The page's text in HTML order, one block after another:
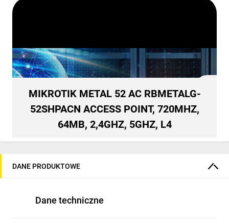
MIKROTIK METAL 52 AC RBMETALG-
52SHPACN ACCESS POINT, 720MHZ,
64MB, 2,4GHZ, 5GHZ, L4
DANE PRODUKTOWE
Dane techniczne